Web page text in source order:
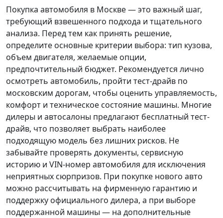
Покупка автомобиля в Москве — это важный шаг,
требующий взвешенного подхода и тщательного
анализа. Перед тем как принять решение,
определите основные критерии выбора: тип кузова,
объем двигателя, желаемые опции,
предпочтительный бюджет. Рекомендуется лично
осмотреть автомобиль, пройти тест-драйв по
московским дорогам, чтобы оценить управляемость,
комфорт и техническое состояние машины. Многие
дилеры и автосалоны предлагают бесплатный тест-
драйв, что позволяет выбрать наиболее
подходящую модель без лишних рисков. Не
забывайте проверять документы, сервисную
историю и VIN-номер автомобиля для исключения
неприятных сюрпризов. При покупке нового авто
можно рассчитывать на фирменную гарантию и
поддержку официального дилера, а при выборе
поддержанной машины — на дополнительные